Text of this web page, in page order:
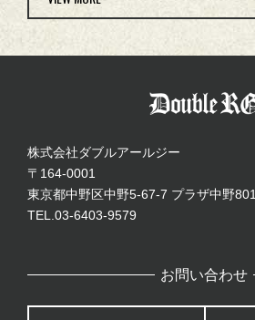
株式会社ダブルアールジー
〒164-0001
東京都中野区中野5-67-7 プラザ中野801
TEL.03-6403-9579
お問い合わせ